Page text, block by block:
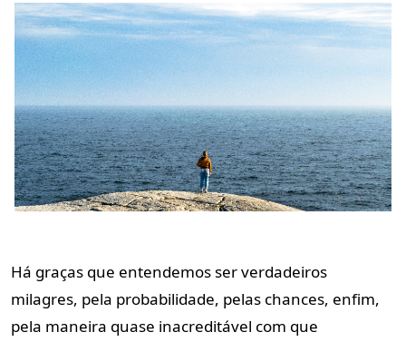
Há graças que entendemos ser verdadeiros
milagres, pela probabilidade, pelas chances, enfim,
pela maneira quase inacreditável com que